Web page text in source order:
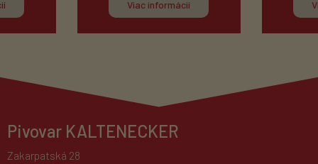
Viac informácií
Pivovar KALTENECKER
Zakarpatská 28